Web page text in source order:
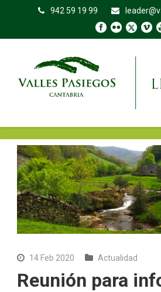
942 59 19 99
14 Feb 2020 Actualidad
Reunión para